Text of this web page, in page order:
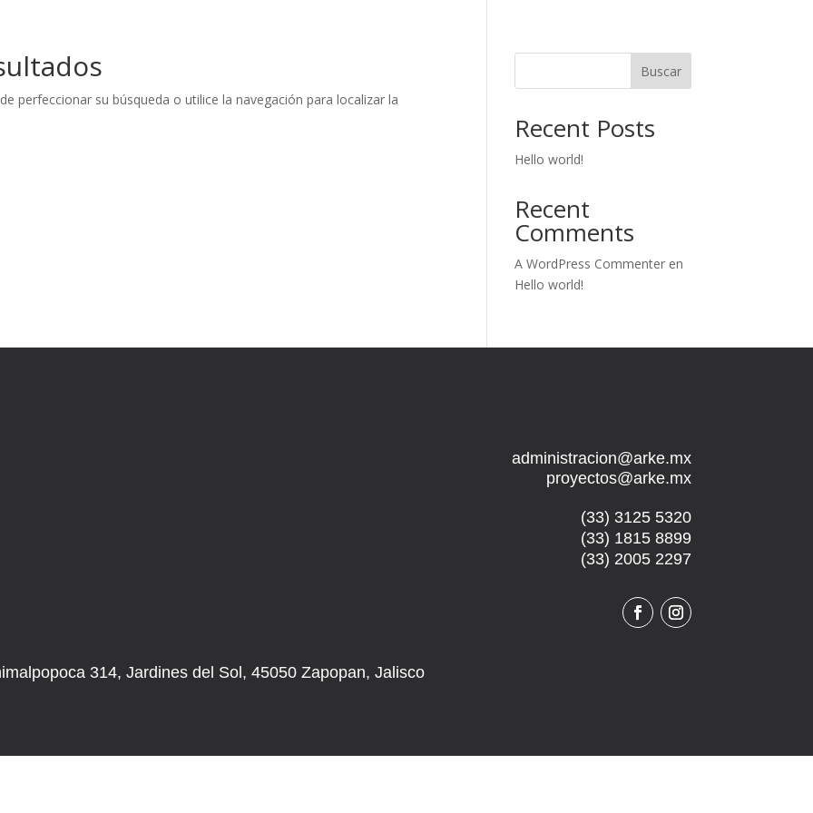
perfeccionar su búsqueda o utilice la navegación para localizar la
Buscar
Recent Posts
Hello world!
Recent
Comments
A WordPress Commenter en
Hello world!
314, Jardines del Sol, 45050 Zapopan, Jalisco
administracion@arke.mx
proyectos@arke.mx
(33) 3125 5320
(33) 1815 8899
(33) 2005 2297